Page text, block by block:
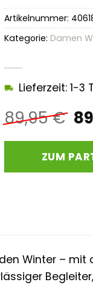
89,95€
Lieferzeit: 1-3
ZUM
Artikelnummer:
Kategorie: Damen
Winter – mit